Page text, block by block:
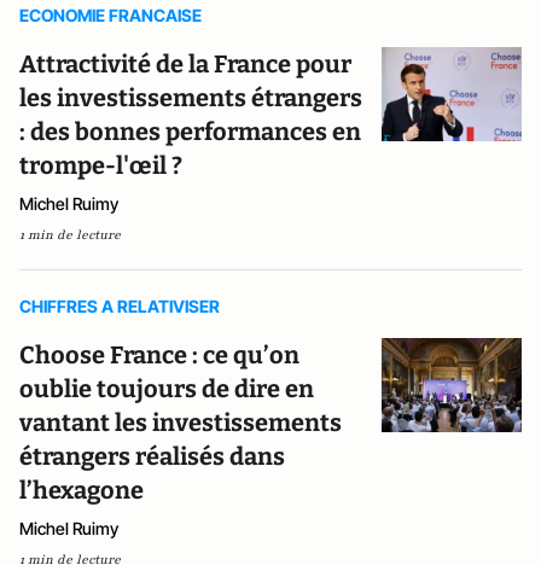
ECONOMIE FRANCAISE
Attractivité de la France pour
les investissements étrangers
: des bonnes performances en
trompe-l'œil ?
Michel Ruimy
1 min de lecture
CHIFFRES A RELATIVISER
Choose France : ce qu’on
oublie toujours de dire en
vantant les investissements
étrangers réalisés dans
l’hexagone
Michel Ruimy
1 min de lecture